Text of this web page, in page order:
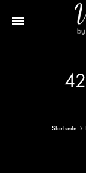
|
Startseite